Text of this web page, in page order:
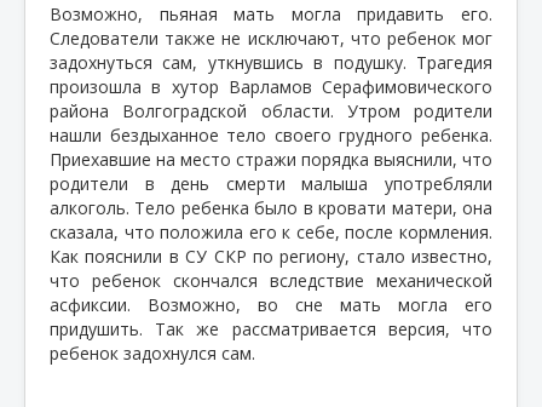
Возможно, пьяная мать могла придавить его.
Следователи также не исключают, что ребенок мог
задохнуться сам, уткнувшись в подушку. Трагедия
произошла в хутор Варламов Серафимовического
района Волгоградской области. Утром родители
нашли бездыханное тело своего грудного ребенка.
Приехавшие на место стражи порядка выяснили, что
родители в день смерти малыша употребляли
алкоголь. Тело ребенка было в кровати матери, она
сказала, что положила его к себе, после кормления.
Как пояснили в СУ СКР по региону, стало известно,
что ребенок скончался вследствие механической
асфиксии. Возможно, во сне мать могла его
придушить. Так же рассматривается версия, что
ребенок задохнулся сам.